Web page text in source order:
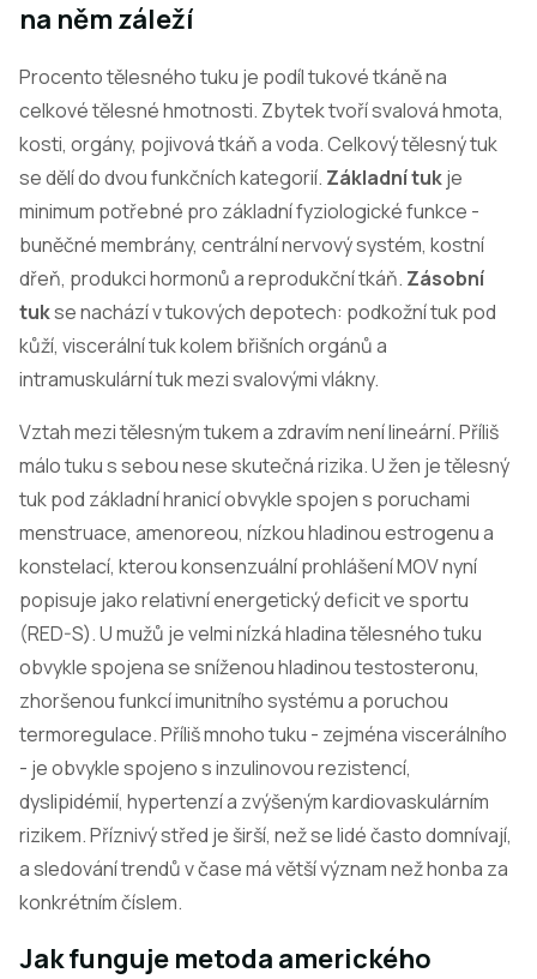
na něm záleží
Procento tělesného tuku je podíl tukové tkáně na
celkové tělesné hmotnosti. Zbytek tvoří svalová hmota,
kosti, orgány, pojivová tkáň a voda. Celkový tělesný tuk
se dělí do dvou funkčních kategorií. Základní tukje
minimum potřebné pro základní fyziologické funkce -
buněčné membrány, centrální nervový systém, kostní
dřeň, produkci hormonů a reprodukční tkáň. Zásobní
tukse nachází v tukových depotech: podkožní tuk pod
kůží, viscerální tuk kolem břišních orgánů a
intramuskulární tuk mezi svalovými vlákny.
Vztah mezi tělesným tukem a zdravím není lineární. Příliš
málo tuku s sebou nese skutečná rizika. U žen je tělesný
tuk pod základní hranicí obvykle spojen s poruchami
menstruace, amenoreou, nízkou hladinou estrogenu a
konstelací, kterou konsenzuální prohlášení MOV nyní
popisuje jako relativní energetický deficit ve sportu
(RED-S). U mužů je velmi nízká hladina tělesného tuku
obvykle spojena se sníženou hladinou testosteronu,
zhoršenou funkcí imunitního systému a poruchou
termoregulace. Příliš mnoho tuku - zejména viscerálního
- je obvykle spojeno s inzulinovou rezistencí,
dyslipidémií, hypertenzí a zvýšeným kardiovaskulárním
rizikem. Příznivý střed je širší, než se lidé často domnívají,
a sledování trendů v čase má větší význam než honba za
konkrétním číslem.
Jak funguje metoda amerického